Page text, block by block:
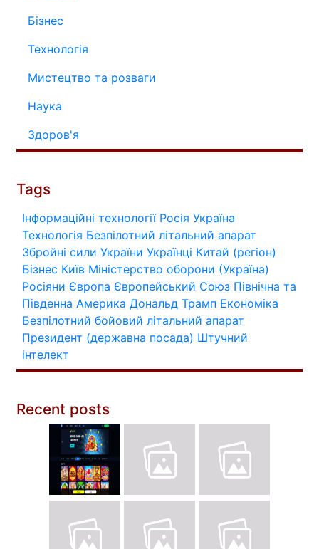
Бізнес
Технологія
Мистецтво та розваги
Наука
Здоров'я
Tags
Інформаційні технології Росія Україна
Технологія Безпілотний літальний апарат
Збройні сили України Українці Китай (регіон)
Бізнес Київ Міністерство оборони (Україна)
Росіяни Європа Європейський Союз Північна та
Південна Америка Дональд Трамп Економіка
Безпілотний бойовий літальний апарат
Президент (державна посада) Штучний
інтелект
Recent posts